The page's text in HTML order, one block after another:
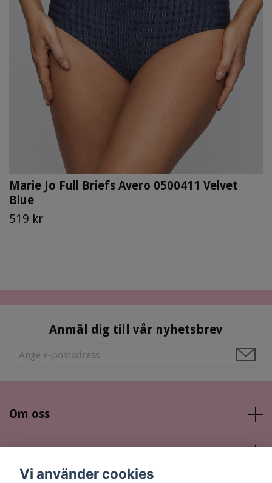
Marie Jo Full Briefs Avero 0500411 Velvet
Blue
519 kr
Anmäl dig till vår nyhetsbrev
Om oss
Vi använder cookies